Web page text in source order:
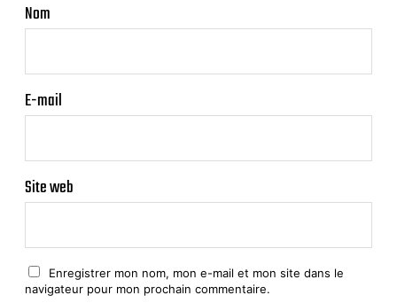
Nom
E-mail
Site web
Enregistrer mon nom, mon e-mail et mon site dans le
navigateur pour mon prochain commentaire.